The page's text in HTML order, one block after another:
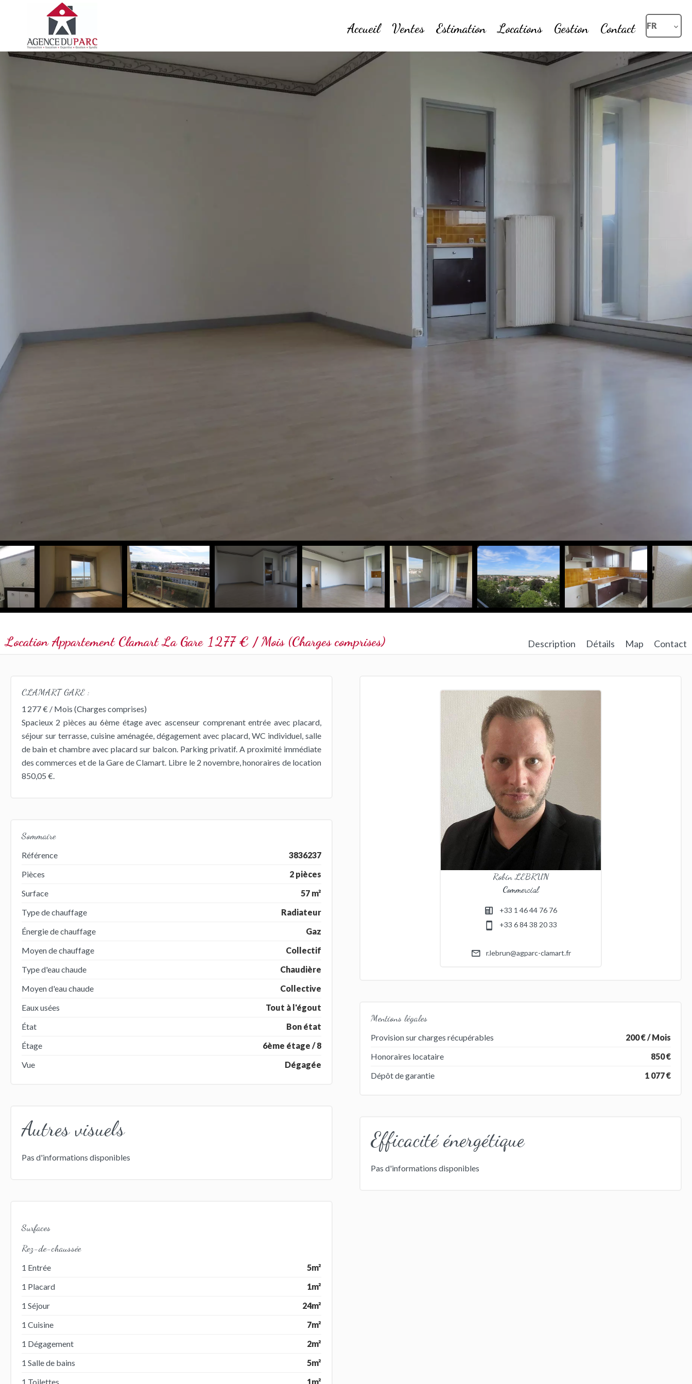
Accueil Ventes Estimation Locations Gestion Contact FR
Location Appartement Clamart La Gare 1 277 € / Mois (Charges comprises) Description Détails Map Contact
CLAMART GARE :
1 277 € / Mois (Charges comprises)
Spacieux 2 pièces au 6ème étage avec ascenseur comprenant entrée avec placard,
séjour sur terrasse, cuisine aménagée, dégagement avec placard, WC individuel, salle
de bain et chambre avec placard sur balcon. Parking privatif. A proximité immédiate
des commerces et de la Gare de Clamart. Libre le 2 novembre, honoraires de location
850,05 €.
Sommaire
Référence
3836237
Pièces
2 pièces
Surface
57 m²
Type de chauffage
Radiateur
Énergie de chauffage
Gaz
Moyen de chauffage
Collectif
Type d'eau chaude
Chaudière
Moyen d'eau chaude
Collective
Eaux usées
Tout à l'égout
État
Bon état
Étage
6ème étage / 8
Vue
Dégagée
Autres visuels
Pas d'informations disponibles
Surfaces
Rez-de-chaussée
1 Entrée
5m²
1 Placard
1m²
1 Séjour
24m²
1 Cuisine
7m²
1 Dégagement
2m²
1 Salle de bains
5m²
1 Toilettes
1m²
Robin LEBRUN
Commercial
+33 1 46 44 76 76
+33 6 84 38 20 33
r.lebrun@agparc-clamart.fr
Mentions légales
Provision sur charges récupérables
200 € / Mois
Honoraires locataire
850 €
Dépôt de garantie
1 077 €
Efficacité énergétique
Pas d'informations disponibles